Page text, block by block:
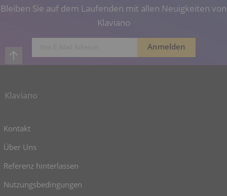
Bleiben Sie auf dem Laufenden mit allen Neuigkeiten von
Klaviano
Klaviano
Kontakt
Über Uns
Referenz hinterlassen
Nutzungsbedingungen